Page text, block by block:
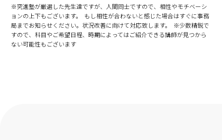
※究進塾が厳選した先生達ですが、人間同士ですので、相性やモチベーシ
ョンの上下もございます。 もし相性が合わないと感じた場合はすぐに事務
局までお知らせください。状況改善に向けて対応致します。 ※少数精鋭で
すので、科目やご希望日程、時期によってはご紹介できる講師が見つから
ない可能性もございます